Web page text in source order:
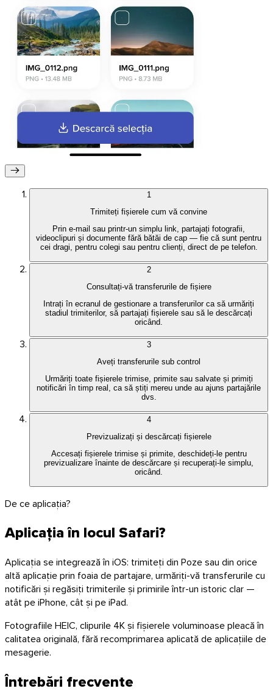
Firefox
Outlook
1
Trimiteți fișierele cum vă convine
Prin e-mail sau printr-un simplu link, partajați fotografii,
videoclipuri și documente fără bătăi de cap — fie că sunt pentru
cei dragi, pentru colegi sau pentru clienți, direct de pe telefon.
2
Consultați-vă transferurile de fișiere
Intrați în ecranul de gestionare a transferurilor ca să urmăriți
stadiul trimiterilor, să partajați fișierele sau să le descărcați
oricând.
3
Aveți transferurile sub control
Urmăriți toate fișierele trimise, primite sau salvate și primiți
notificări în timp real, ca să știți mereu unde au ajuns partajările
dvs.
4
Previzualizați și descărcați fișierele
Accesați fișierele trimise și primite, deschideți-le pentru
previzualizare înainte de descărcare și recuperați-le simplu,
oricând.
De ce aplicația?
Aplicația în locul Safari?
Aplicația se integrează în iOS: trimiteți din Poze sau din orice
altă aplicație prin foaia de partajare, urmăriți-vă transferurile cu
notificări și regăsiți trimiterile și primirile într-un istoric clar —
atât pe iPhone, cât și pe iPad.
Fotografiile HEIC, clipurile 4K și fișierele voluminoase pleacă în
calitatea originală, fără recomprimarea aplicată de aplicațiile de
mesagerie.
Întrebări frecvente